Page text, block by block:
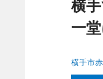
横
一
横手市